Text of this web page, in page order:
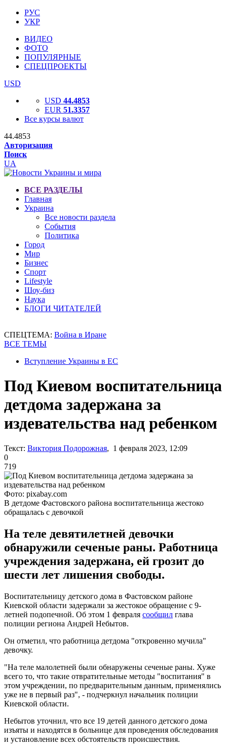
РУС
УКР
ВИДЕО
ФОТО
ПОПУЛЯРНЫЕ
СПЕЦПРОЕКТЫ
USD
USD 44.4853
EUR 51.3357
Все курсы валют
44.4853
Авторизация
Поиск
UA
ВСЕ РАЗДЕЛЫ
Главная
Украина
Все новости раздела
События
Политика
Город
Мир
Бизнес
Спорт
Lifestyle
Шоу-биз
Наука
БЛОГИ ЧИТАТЕЛЕЙ
СПЕЦТЕМА: Война в Иране
ВСЕ ТЕМЫ
Вступление Украины в ЕС
Под Киевом воспитательница
детдома задержана за
издевательства над ребенком
Текст: Виктория Подорожная, 1 февраля 2023, 12:09
0
719
Фото: pixabay.com
В детдоме Фастовского района воспитательница жестоко
обращалась с девочкой
На теле девятилетней девочки
обнаружили сеченые раны. Работница
учреждения задержана, ей грозит до
шести лет лишения свободы.
Воспитательницу детского дома в Фастовском районе
Киевской области задержали за жестокое обращение с 9-
летней подопечной. Об этом 1 февраля сообщил глава
полиции региона Андрей Небытов.
Он отметил, что работница детдома "откровенно мучила"
девочку.
"На теле малолетней были обнаружены сеченые раны. Хуже
всего то, что такие отвратительные методы "воспитания" в
этом учреждении, по предварительным данным, применялись
уже не в первый раз", - подчеркнул начальник полиции
Киевской области.
Небытов уточнил, что все 19 детей данного детского дома
изъяты и находятся в больнице для проведения обследования
и установление всех обстоятельств происшествия.